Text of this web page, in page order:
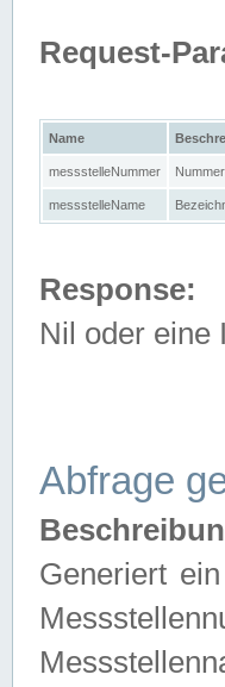
Request-
Name
messstelleNummer
messstelleName
Response:
Nil oder eine
Abfrage
Generiert